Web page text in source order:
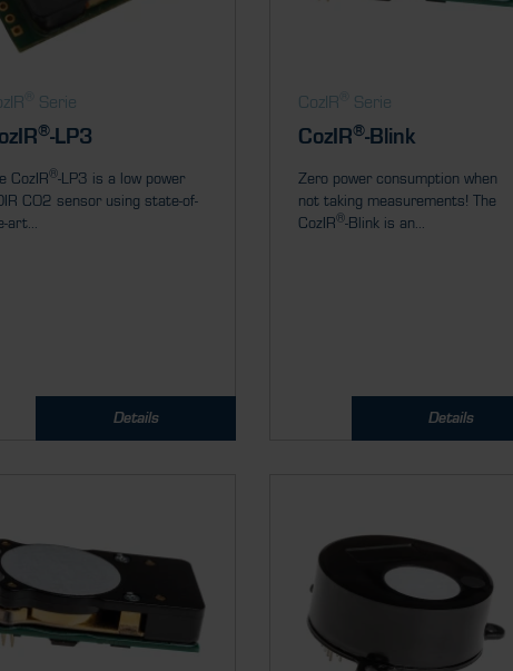
Serie
®-LP3
CozIR®-LP3 is a low power
CO2 sensor using state-of-
art...
Details
CozIR Serie
CozIR®-Blink
Zero power consumption when
not taking measurements! The
CozIR®-Blink is an...
Details